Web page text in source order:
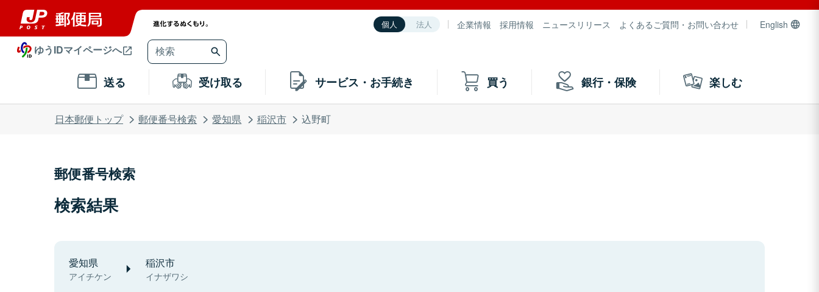
個人 法人 企業情報 採用情報 ニュースリリース よくあるご質問・お問い合わせ English
ゆうIDマイページへ
送る 受け取る サービス・お手続き 買う 銀行・保険 楽しむ
日本郵便トップ 郵便番号検索 愛知県 稲沢市 込野町
郵便番号検索
検索結果
愛知県
アイチケン
稲沢市
イナザワシ